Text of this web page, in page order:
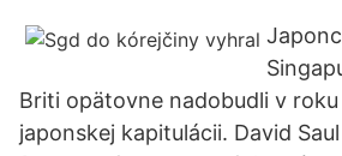
Briti opätovne nadobudli v
japonskej kapitulácii. David